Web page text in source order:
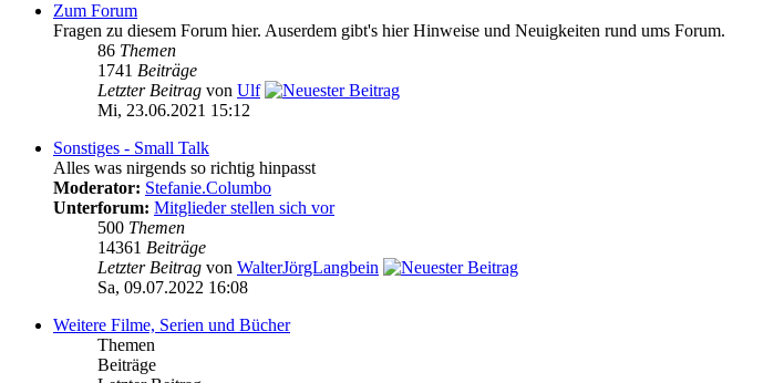
Zum Forum
Fragen zu diesem Forum hier. Auserdem gibt's hier Hinweise und Neuigkeiten rund ums Forum.
86 Themen
1741 Beiträge
Letzter Beitrag von Ulf
Mi, 23.06.2021 15:12
Sonstiges - Small Talk
Alles was nirgends so richtig hinpasst
Moderator: Stefanie.Columbo
Unterforum: Mitglieder stellen sich vor
500 Themen
14361 Beiträge
Letzter Beitrag von WalterJörgLangbein
Sa, 09.07.2022 16:08
Weitere Filme, Serien und Bücher
Themen
Beiträge